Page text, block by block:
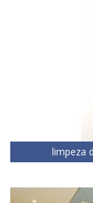
limpeza